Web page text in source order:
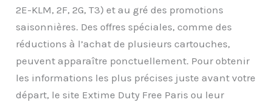
2E-KLM, 2F, 2G, T3) et au gré des promotions
saisonnières. Des offres spéciales, comme des
réductions à l’achat de plusieurs cartouches,
peuvent apparaître ponctuellement. Pour obtenir
les informations les plus précises juste avant votre
départ, le site Extime Duty Free Paris ou leur